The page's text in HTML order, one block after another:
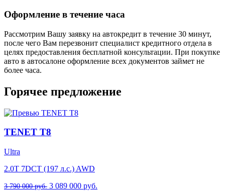
Оформление в течение часа
Рассмотрим Вашу заявку на автокредит в течение 30 минут,
после чего Вам перезвонит специалист кредитного отдела в
целях предоставления бесплатной консультации. При покупке
авто в автосалоне оформление всех документов займет не
более часа.
Горячее предложение
TENET T8
Ultra
2.0T 7DCT (197 л.с.) AWD
3 790 000 руб. 3 089 000 руб.